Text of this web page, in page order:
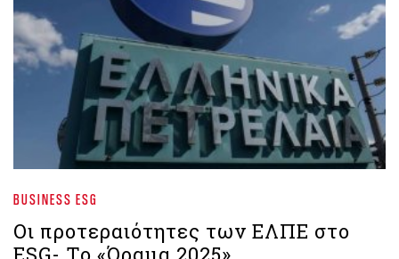
BUSINESS ESG
Οι προτεραιότητες των ΕΛΠΕ στο